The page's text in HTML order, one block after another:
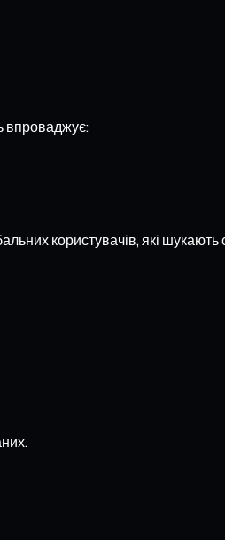
впроваджує:
користувачів, які шукають